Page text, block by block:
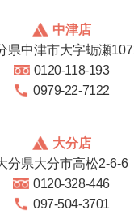
中津店
県中津市大字蛎瀬
0120-118-193
0979-22-7122
大分店
分県大分市高松2-6-6
0120-328-446
097-504-3701